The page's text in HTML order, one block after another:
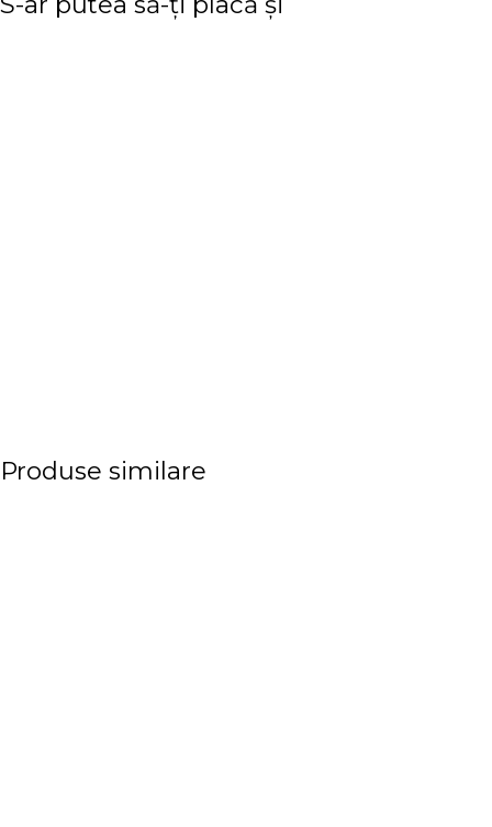
Produse similare